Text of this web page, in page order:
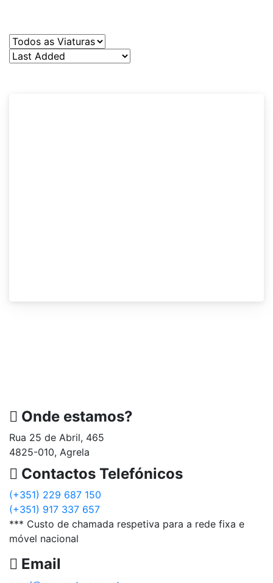
Onde estamos?
Rua 25 de Abril, 465
4825-010, Agrela
Contactos Telefónicos
(+351) 229 687 150
(+351) 917 337 657
*** Custo de chamada respetiva para a rede fixa e
móvel nacional
Email